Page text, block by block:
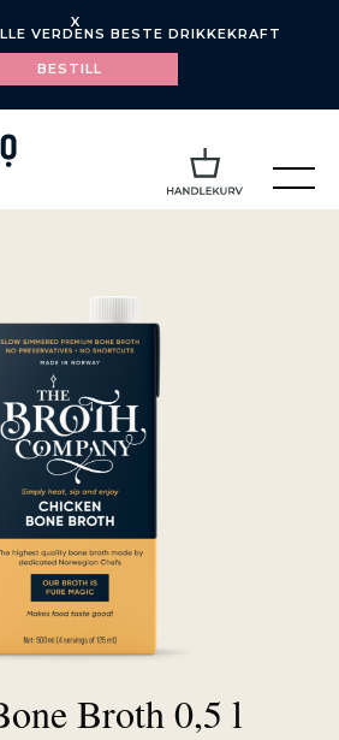
VERDENS BESTE DRIKKEKRAFT
BESTILL
X
Broth 0,5 l